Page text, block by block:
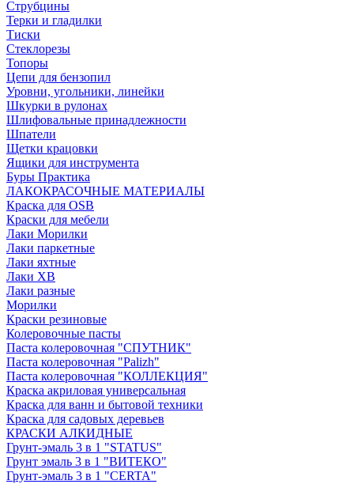
Струбцины
Терки и гладилки
Тиски
Стеклорезы
Топоры
Цепи для бензопил
Уровни, угольники, линейки
Шкурки в рулонах
Шлифовальные принадлежности
Шпатели
Щетки крацовки
Ящики для инструмента
Буры Практика
ЛАКОКРАСОЧНЫЕ МАТЕРИАЛЫ
Краска для OSB
Краски для мебели
Лаки Морилки
Лаки паркетные
Лаки яхтные
Лаки ХВ
Лаки разные
Морилки
Краски резиновые
Колеровочные пасты
Паста колеровочная "СПУТНИК"
Паста колеровочная "Palizh"
Паста колеровочная "КОЛЛЕКЦИЯ"
Краска акриловая универсальная
Краска для ванн и бытовой техники
Краска для садовых деревьев
КРАСКИ АЛКИДНЫЕ
Грунт-эмаль 3 в 1 "STATUS"
Грунт эмаль 3 в 1 "ВИТЕКО"
Грунт-эмаль 3 в 1 "CERTA"